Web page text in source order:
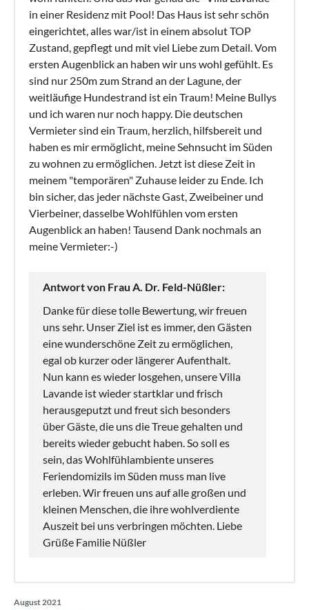
in einer Residenz mit Pool! Das Haus ist sehr schön
eingerichtet, alles war/ist in einem absolut TOP
Zustand, gepflegt und mit viel Liebe zum Detail. Vom
ersten Augenblick an haben wir uns wohl gefühlt. Es
sind nur 250m zum Strand an der Lagune, der
weitläufige Hundestrand ist ein Traum! Meine Bullys
und ich waren nur noch happy. Die deutschen
Vermieter sind ein Traum, herzlich, hilfsbereit und
haben es mir ermöglicht, meine Sehnsucht im Süden
zu wohnen zu ermöglichen. Jetzt ist diese Zeit in
meinem "temporären" Zuhause leider zu Ende. Ich
bin sicher, das jeder nächste Gast, Zweibeiner und
Vierbeiner, dasselbe Wohlfühlen vom ersten
Augenblick an haben! Tausend Dank nochmals an
meine Vermieter:-)
Antwort von Frau A. Dr. Feld-Nüßler:
Danke für diese tolle Bewertung, wir freuen
uns sehr. Unser Ziel ist es immer, den Gästen
eine wunderschöne Zeit zu ermöglichen,
egal ob kurzer oder längerer Aufenthalt.
Nun kann es wieder losgehen, unsere Villa
Lavande ist wieder startklar und frisch
herausgeputzt und freut sich besonders
über Gäste, die uns die Treue gehalten und
bereits wieder gebucht haben. So soll es
sein, das Wohlfühlambiente unseres
Feriendomizils im Süden muss man live
erleben. Wir freuen uns auf alle großen und
kleinen Menschen, die ihre wohlverdiente
Auszeit bei uns verbringen möchten. Liebe
Grüße Familie Nüßler
August 2021